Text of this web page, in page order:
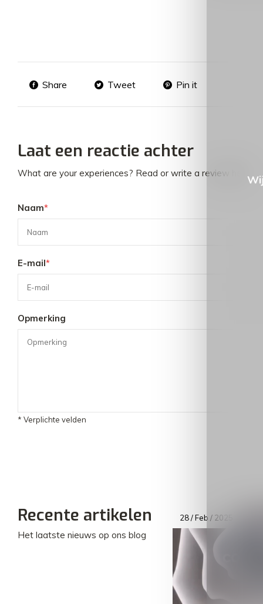
Share Tweet Pin it
Laat een reactie achter
What are your experiences? Read or write a review here.
Naam*
E-mail*
Opmerking
* Verplichte velden
Recente artikelen
Het laatste nieuws op ons blog
28 / Feb / 2025